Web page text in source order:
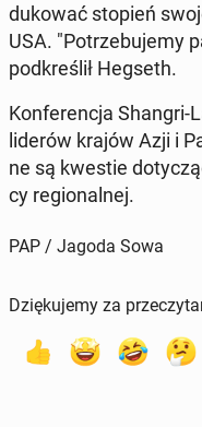
du­ko­wać stopień
USA. "Po­trze­bu­je­my
pod­kre­ślił Hegseth.
Kon­fe­ren­cja Shangri-
liderów krajów Azji i
ne są kwestie
cy re­gio­nal­nej.
PAP / Jagoda Sowa
Dziękujemy za